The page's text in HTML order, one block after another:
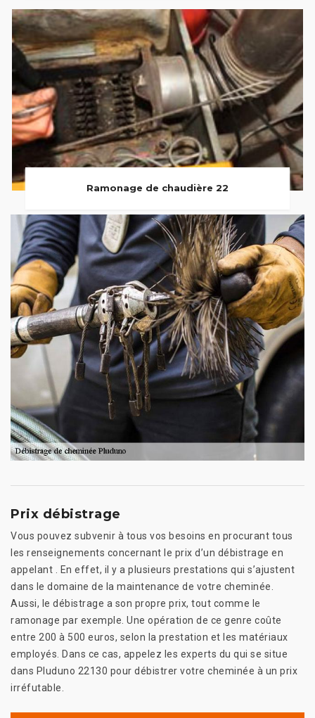
Ramonage de chaudière 22
Prix débistrage
Vous pouvez subvenir à tous vos besoins en procurant tous
les renseignements concernant le prix d’un débistrage en
appelant . En effet, il y a plusieurs prestations qui s’ajustent
dans le domaine de la maintenance de votre cheminée.
Aussi, le débistrage a son propre prix, tout comme le
ramonage par exemple. Une opération de ce genre coûte
entre 200 à 500 euros, selon la prestation et les matériaux
employés. Dans ce cas, appelez les experts du qui se situe
dans Pluduno 22130 pour débistrer votre cheminée à un prix
irréfutable.